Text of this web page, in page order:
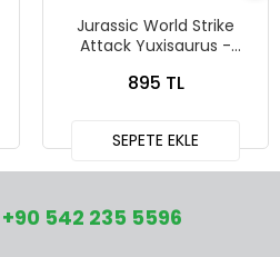
Jurassic World Strike
Attack Yuxisaurus -
895 TL
SEPETE EKLE
+90 542 235 5596